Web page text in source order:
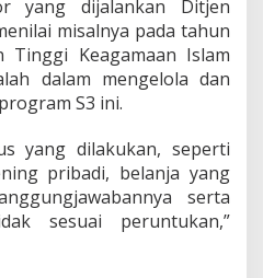
yang dijalankan Ditjen
misalnya pada tahun
Tinggi Keagamaan Islam
dalam mengelola dan
S3 ini.
yang dilakukan, seperti
pribadi, belanja yang
serta
sesuai peruntukan,”